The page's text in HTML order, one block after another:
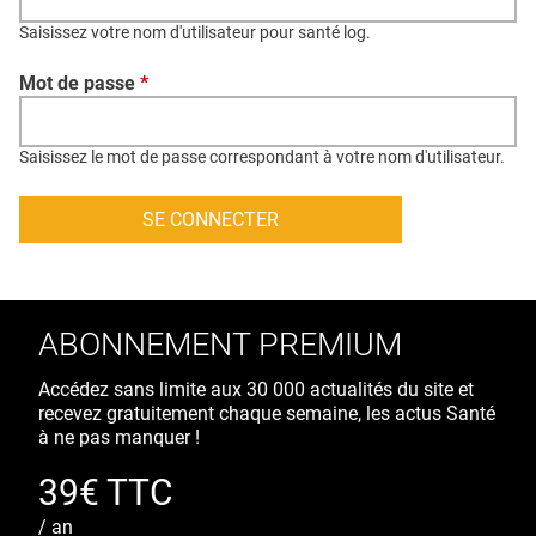
CONTACT
CRÉDITS
Saisissez votre nom d'utilisateur pour santé log.
Mot de passe *
Saisissez le mot de passe correspondant à votre nom d'utilisateur.
ABONNEMENT PREMIUM
Accédez sans limite aux 30 000 actualités du site et
recevez gratuitement chaque semaine, les actus Santé
à ne pas manquer !
39€ TTC
/ an